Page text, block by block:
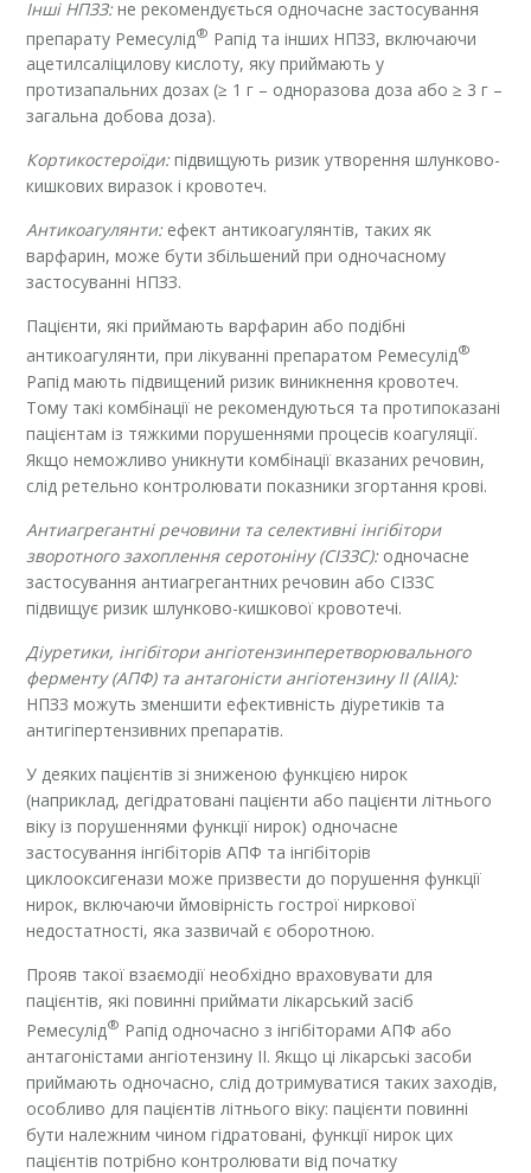
Інші НПЗЗ:не рекомендується одночасне застосування
препарату Ремесулід® Рапід та інших НПЗЗ, включаючи
ацетилсаліцилову кислоту, яку приймають у
протизапальних дозах (≥ 1 г – одноразова доза або ≥ 3 г –
загальна добова доза).
Кортикостероїди:підвищують ризик утворення шлунково-
кишкових виразок і кровотеч.
Антикоагулянти: ефект антикоагулянтів, таких як
варфарин, може бути збільшений при одночасному
застосуванні НПЗЗ.
Пацієнти, які приймають варфарин або подібні
антикоагулянти, при лікуванні препаратом Ремесулід®
Рапід мають підвищений ризик виникнення кровотеч.
Тому такі комбінації не рекомендуються та протипоказані
пацієнтам із тяжкими порушеннями процесів коагуляції.
Якщо неможливо уникнути комбінації вказаних речовин,
слід ретельно контролювати показники згортання крові.
Антиагрегантні речовини та cелективні інгібітори
зворотного захоплення серотоніну (СІЗЗС): одночасне
застосування антиагрегантних речовин або СІЗЗС
підвищує ризик шлунково-кишкової кровотечі.
Діуретики, інгібітори ангіотензинперетворювального
ферменту (АПФ) та антагоністи ангіотензину ІІ (АІІА):
НПЗЗ можуть зменшити ефективність діуретиків та
антигіпертензивних препаратів.
У деяких пацієнтів зі зниженою функцією нирок
(наприклад, дегідратовані пацієнти або пацієнти літнього
віку із порушеннями функції нирок) одночасне
застосування інгібіторів АПФ та інгібіторів
циклооксигенази може призвести до порушення функції
нирок, включаючи ймовірність гострої ниркової
недостатності, яка зазвичай є оборотною.
Прояв такої взаємодії необхідно враховувати для
пацієнтів, які повинні приймати лікарський засіб
Ремесулід® Рапід одночасно з інгібіторами АПФ або
антагоністами ангіотензину ІІ. Якщо ці лікарські засоби
приймають одночасно, слід дотримуватися таких заходів,
особливо для пацієнтів літнього віку: пацієнти повинні
бути належним чином гідратовані, функції нирок цих
пацієнтів потрібно контролювати від початку